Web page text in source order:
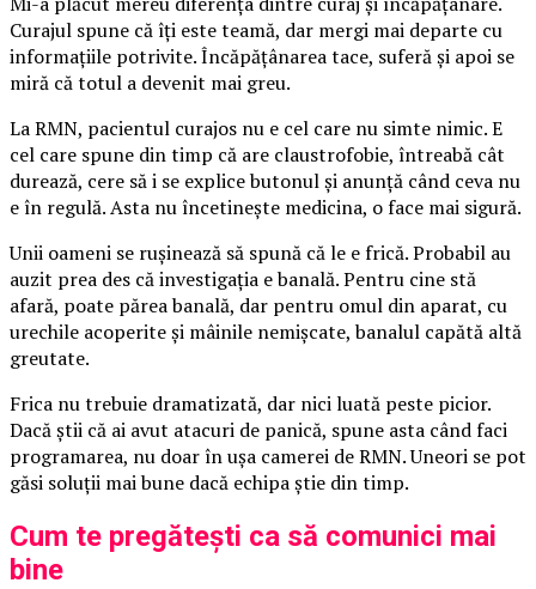
Curajul spune că îți este teamă, dar mergi mai departe cu
informațiile potrivite. Încăpățânarea tace, suferă și apoi se
miră că totul a devenit mai greu.
La RMN, pacientul curajos nu e cel care nu simte nimic. E
cel care spune din timp că are claustrofobie, întreabă cât
durează, cere să i se explice butonul și anunță când ceva nu
e în regulă. Asta nu încetinește medicina, o face mai sigură.
Unii oameni se rușinează să spună că le e frică. Probabil au
auzit prea des că investigația e banală. Pentru cine stă
afară, poate părea banală, dar pentru omul din aparat, cu
urechile acoperite și mâinile nemișcate, banalul capătă altă
greutate.
Frica nu trebuie dramatizată, dar nici luată peste picior.
Dacă știi că ai avut atacuri de panică, spune asta când faci
programarea, nu doar în ușa camerei de RMN. Uneori se pot
găsi soluții mai bune dacă echipa știe din timp.
Cum te pregătești ca să comunici mai
bine